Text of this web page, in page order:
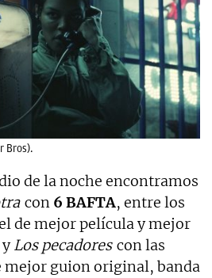
Bros).
de la noche encontramos
con6 BAFTA, entre los
de mejor película y mejor
yLos pecadores con las
mejor guion original, banda